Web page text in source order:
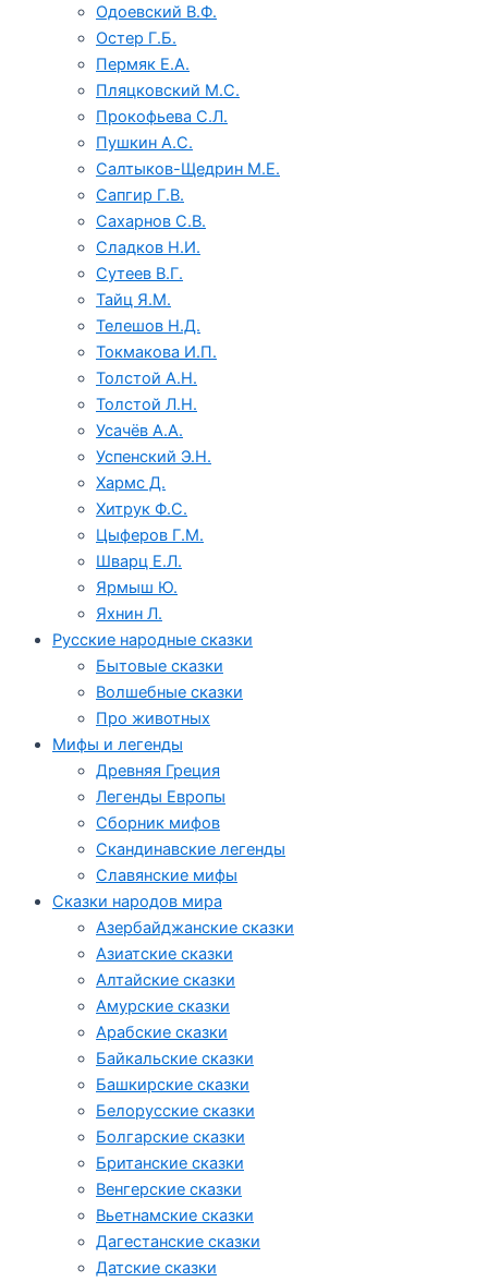
Одоевский В.Ф.
Остер Г.Б.
Пермяк Е.А.
Пляцковский М.С.
Прокофьева С.Л.
Пушкин А.С.
Салтыков-Щедрин М.Е.
Сапгир Г.В.
Сахарнов С.В.
Сладков Н.И.
Сутеев В.Г.
Тайц Я.М.
Телешов Н.Д.
Токмакова И.П.
Толстой А.Н.
Толстой Л.Н.
Усачёв А.А.
Успенский Э.Н.
Хармс Д.
Хитрук Ф.С.
Цыферов Г.М.
Шварц Е.Л.
Ярмыш Ю.
Яхнин Л.
Русские народные сказки
Бытовые сказки
Волшебные сказки
Про животных
Мифы и легенды
Древняя Греция
Легенды Европы
Сборник мифов
Скандинавские легенды
Славянские мифы
Сказки народов мира
Азербайджанские сказки
Азиатские сказки
Алтайские сказки
Амурские сказки
Арабские сказки
Байкальские сказки
Башкирские сказки
Белорусские сказки
Болгарские сказки
Британские сказки
Венгерские сказки
Вьетнамские сказки
Дагестанские сказки
Датские сказки